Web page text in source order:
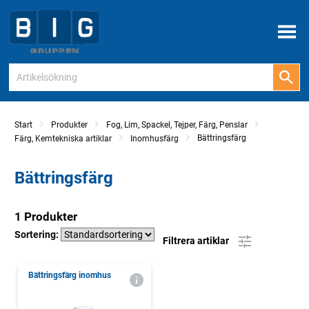
Meny
Start Produkter
Fog, Lim, Spackel, Tejper, Färg, Penslar
Färg, Kemtekniska artiklar
Inomhusfärg Bättringsfärg
Bättringsfärg
1 Produkter
Sortering:
Filtrera artiklar
Bättringsfärg inomhus